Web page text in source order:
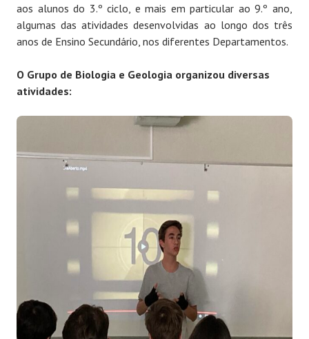
aos alunos do 3.º ciclo, e mais em particular ao 9.º ano,
algumas das atividades desenvolvidas ao longo dos três
anos de Ensino Secundário, nos diferentes Departamentos.
O Grupo de Biologia e Geologia organizou diversas
atividades: